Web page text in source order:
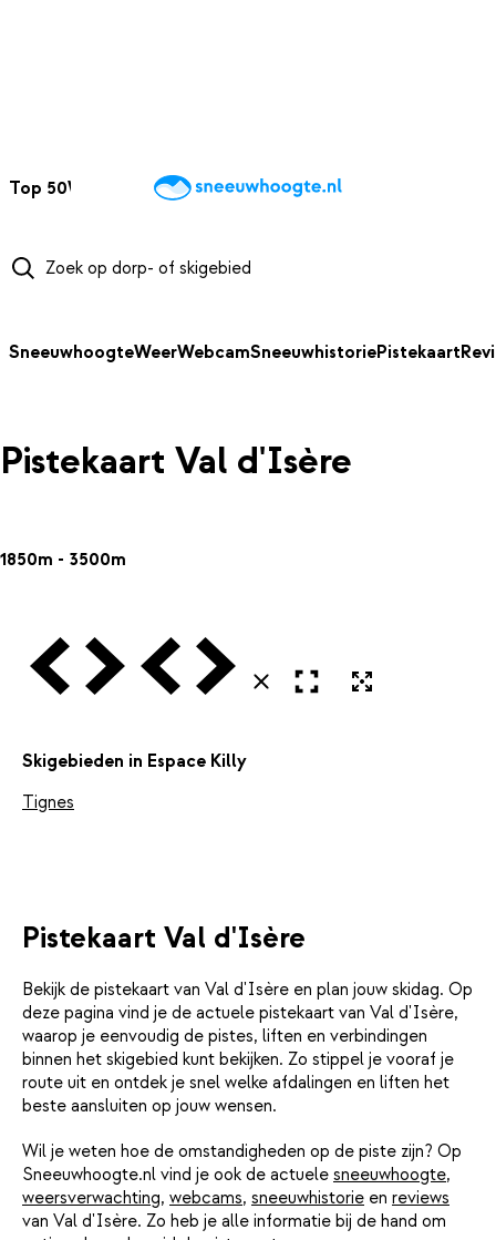
Top 50Webcams WintersportweerKaarten
SneeuwhoogteWeerWebcamSneeuwhistoriePistekaart
Pistekaart Val d'Isère
1850m - 3500m
Vorige VolgendeVorige Volgende
SluitenOpen in volledig scherm
Skigebieden in Espace Killy
Tignes
Pistekaart Val d'Isère
Bekijk de pistekaart van Val d'Isère en plan jouw skidag. Op
deze pagina vind je de actuele pistekaart van Val d'Isère,
waarop je eenvoudig de pistes, liften en verbindingen
binnen het skigebied kunt bekijken. Zo stippel je vooraf je
route uit en ontdek je snel welke afdalingen en liften het
beste aansluiten op jouw wensen.
Wil je weten hoe de omstandigheden op de piste zijn? Op
Sneeuwhoogte.nl vind je ook de actuele sneeuwhoogte,
weersverwachting, webcams, sneeuwhistorie en reviews
van Val d'Isère. Zo heb je alle informatie bij de hand om